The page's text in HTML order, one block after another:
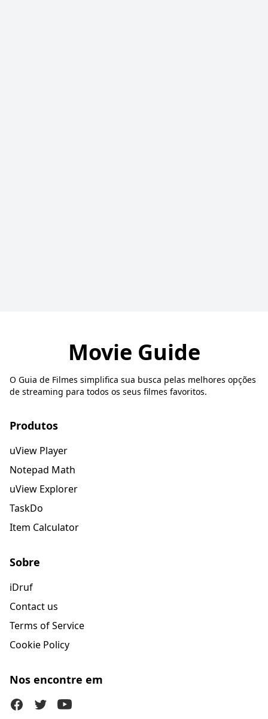
Movie Guide
O Guia de Filmes simplifica sua busca pelas melhores opções
de streaming para todos os seus filmes favoritos.
Produtos
uView Player
Notepad Math
uView Explorer
TaskDo
Item Calculator
Sobre
iDruf
Contact us
Terms of Service
Cookie Policy
Nos encontre em
FacebookTwitter (X)Youtube